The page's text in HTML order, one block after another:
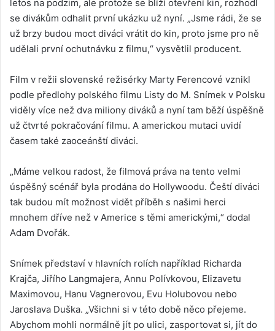
letos na podzim, ale protože se blíží otevření kin, rozhodl
se divákům odhalit první ukázku už nyní. „Jsme rádi, že se
už brzy budou moct diváci vrátit do kin, proto jsme pro ně
udělali první ochutnávku z filmu,“ vysvětlil producent.
Film v režii slovenské režisérky Marty Ferencové vznikl
podle předlohy polského filmu Listy do M. Snímek v Polsku
viděly více než dva miliony diváků a nyní tam běží úspěšně
už čtvrté pokračování filmu. A americkou mutaci uvidí
časem také zaoceánští diváci.
„Máme velkou radost, že filmová práva na tento velmi
úspěšný scénář byla prodána do Hollywoodu. Čeští diváci
tak budou mít možnost vidět příběh s našimi herci
mnohem dříve než v Americe s těmi americkými,“ dodal
Adam Dvořák.
Snímek představí v hlavních rolích například Richarda
Krajča, Jiřího Langmajera, Annu Polívkovou, Elizavetu
Maximovou, Hanu Vagnerovou, Evu Holubovou nebo
Jaroslava Duška. „Všichni si v této době něco přejeme.
Abychom mohli normálně jít po ulici, zasportovat si, jít do